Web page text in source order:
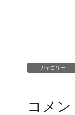
カテゴリー
コメ